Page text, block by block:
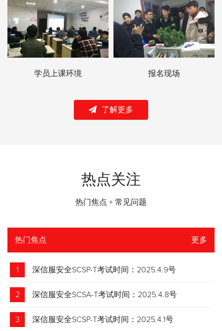
学员上课环境 报名现场
了解更多
热点关注
热门焦点 + 常见问题
热门焦点 更多
1 深信服安全SCSP-T考试时间：2025.4.9号
2 深信服安全SCSA-T考试时间：2025.4.8号
3 深信服安全SCSP-T考试时间：2025.4.1号